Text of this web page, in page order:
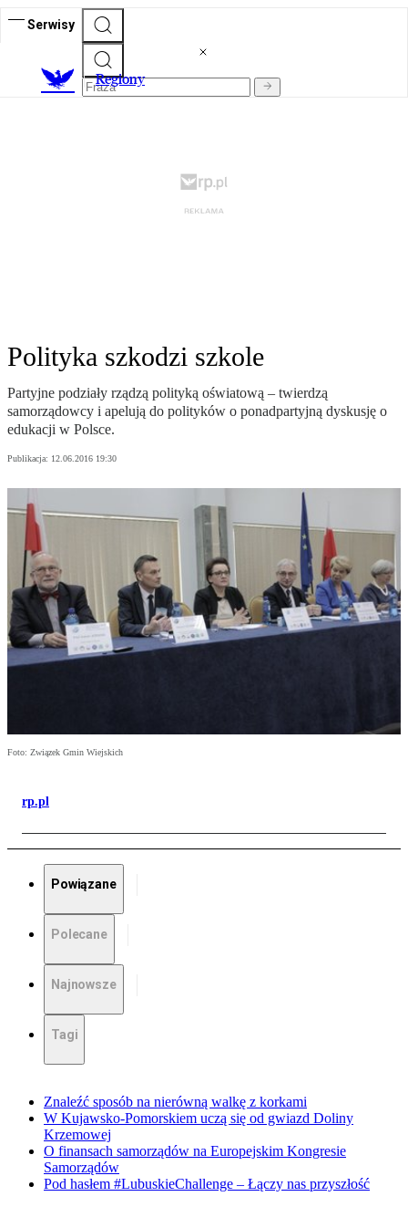
Serwisy
Regiony
Polityka szkodzi szkole
Partyjne podziały rządzą polityką oświatową – twierdzą
samorządowcy i apelują do polityków o ponadpartyjną dyskusję o
edukacji w Polsce.
Publikacja: 12.06.2016 19:30
Foto: Związek Gmin Wiejskich
rp.pl
Powiązane
Polecane
Najnowsze
Tagi
Znaleźć sposób na nierówną walkę z korkami
W Kujawsko-Pomorskiem uczą się od gwiazd Doliny
Krzemowej
O finansach samorządów na Europejskim Kongresie
Samorządów
Pod hasłem #LubuskieChallenge – Łączy nas przyszłość